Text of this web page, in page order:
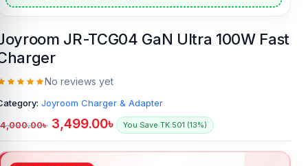
JR-TCG04 GaN Ultra 100W Fast
No reviews yet
Joyroom Charger & Adapter
4,000.00৳ 3,499.00৳ You Save TK.501 (13%)